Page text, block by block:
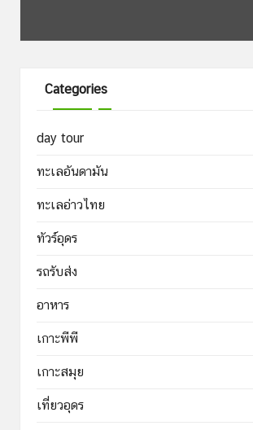
Categories
day tour
ทะเลอันดามัน
ทะเลอ่าวไทย
ทัวร์อุดร
รถรับส่ง
อาหาร
เกาะพีพี
เกาะสมุย
เที่ยวอุดร